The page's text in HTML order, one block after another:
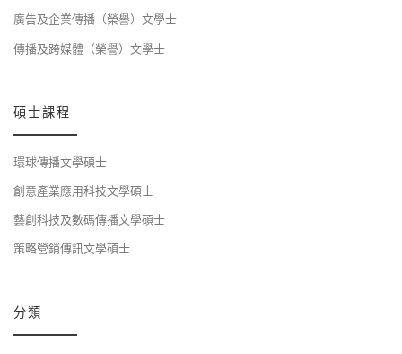
廣告及企業傳播（榮譽）文學士
傳播及跨媒體（榮譽）文學士
碩士課程
環球傳播文學碩士
創意產業應用科技文學碩士
藝創科技及數碼傳播文學碩士
策略營銷傳訊文學碩士
分類